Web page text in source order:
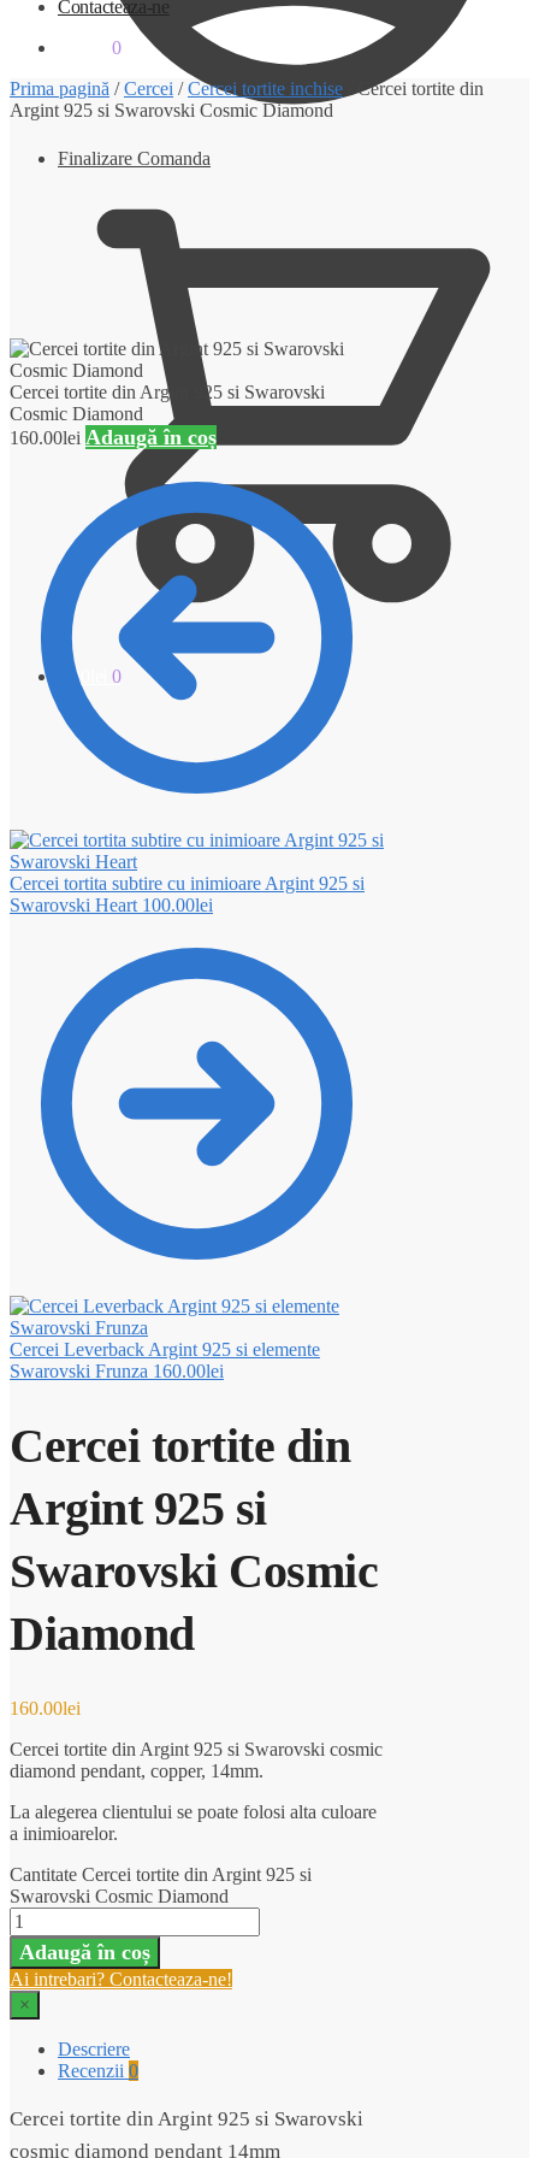
Finalizare Comanda
0.00 0
Contacteaza-ne
0
Prima pagină /Cercei /Cercei tortite inchise /Cercei tortite din
Argint 925 si Swarovski Cosmic Diamond
Cercei tortite din Argint 925 si Swarovski
Cosmic Diamond
160.00lei Adaugă în coș
Cercei tortita subtire cu inimioare Argint 925 si
Swarovski Heart 100.00lei
Cercei Leverback Argint 925 si elemente
Swarovski Frunza 160.00lei
Cercei tortite din
Argint 925 si
Swarovski Cosmic
Diamond
160.00lei
Cercei tortite din Argint 925 si Swarovski cosmic
diamond pendant, copper, 14mm.
La alegerea clientului se poate folosi alta culoare
a inimioarelor.
Cantitate Cercei tortite din Argint 925 si
Swarovski Cosmic Diamond
Adaugă în coș
Ai intrebari? Contacteaza-ne!
×
Descriere
Recenzii 0
Cercei tortite din Argint 925 si Swarovski
cosmic diamond pendant 14mm